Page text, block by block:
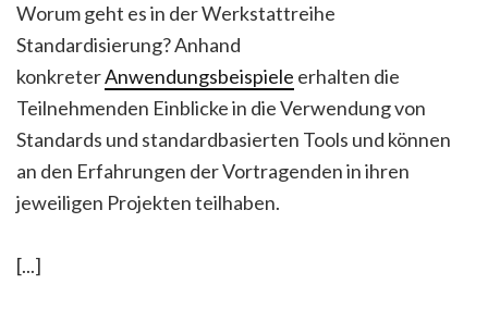
Worum geht es in der Werkstattreihe
Standardisierung? Anhand
konkreterAnwendungsbeispiele erhalten die
Teilnehmenden Einblicke in die Verwendung von
Standards und standardbasierten Tools und können
an den Erfahrungen der Vortragenden in ihren
jeweiligen Projekten teilhaben.
[...]